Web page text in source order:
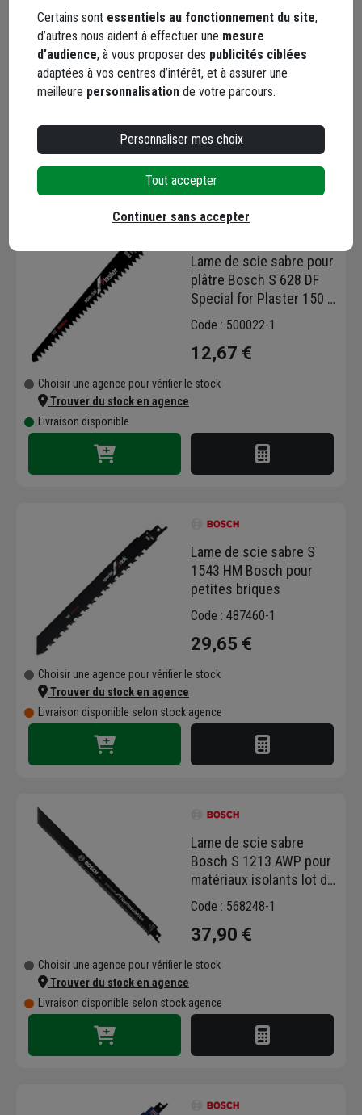
mm
Code : 76229-1
29,60 €
Choisir une agence pour vérifier le stock
Livraison disponible
Lame de scie sabre pour
plâtre Bosch S 628 DF
Special for Plaster 150 x
19 x 1,25 mm lot de 2
Code : 500022-1
12,67 €
Choisir une agence pour vérifier le stock
Trouver du stock en agence
Livraison disponible
Lame de scie sabre S
1543 HM Bosch pour
petites briques
Code : 487460-1
29,65 €
Choisir une agence pour vérifier le stock
Trouver du stock en agence
Livraison disponible selon stock agence
Lame de scie sabre
Bosch S 1213 AWP pour
matériaux isolants lot de
2
Code : 568248-1
37,90 €
Choisir une agence pour vérifier le stock
Trouver du stock en agence
Livraison disponible selon stock agence
Certains sont essentiels au fonctionnement du site,
d’autres nous aident à effectuer une mesure
d’audience, à vous proposer des publicités ciblées
adaptées à vos centres d’intérêt, et à assurer une
meilleure personnalisation de votre parcours.
Personnaliser mes choix
Tout accepter
Continuer sans accepter